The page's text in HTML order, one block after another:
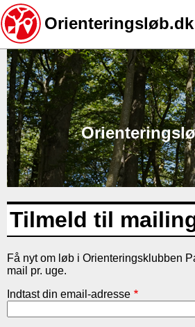
Gå
til
hovedindhold
Orienteringsløb.dk
Tilmeld til
Få nyt om løb i Orienteringsklubben
mail pr. uge.
Indtast din email-adresse